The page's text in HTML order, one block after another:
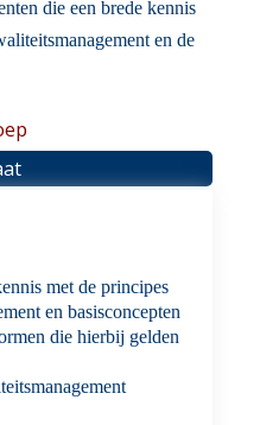
die een brede kennis
en de
met de principes
en basisconcepten
die hierbij gelden